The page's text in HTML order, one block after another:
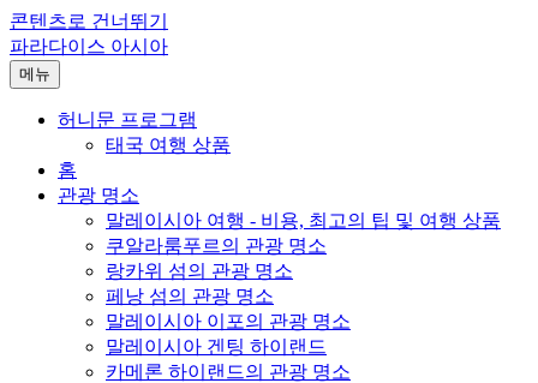
콘텐츠로 건너뛰기
파라다이스 아시아
메뉴
허니문 프로그램
태국 여행 상품
홈
관광 명소
말레이시아 여행 - 비용, 최고의 팁 및 여행 상품
쿠알라룸푸르의 관광 명소
랑카위 섬의 관광 명소
페낭 섬의 관광 명소
말레이시아 이포의 관광 명소
말레이시아 겐팅 하이랜드
카메론 하이랜드의 관광 명소